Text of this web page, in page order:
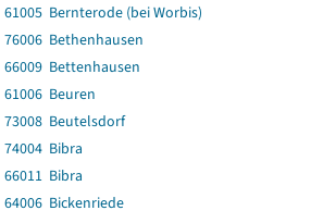
61005 Bernterode (bei Worbis)
76006 Bethenhausen
66009 Bettenhausen
61006 Beuren
73008 Beutelsdorf
74004 Bibra
66011 Bibra
64006 Bickenriede